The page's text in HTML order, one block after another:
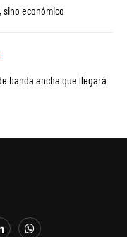
sino económico
banda ancha que llegará